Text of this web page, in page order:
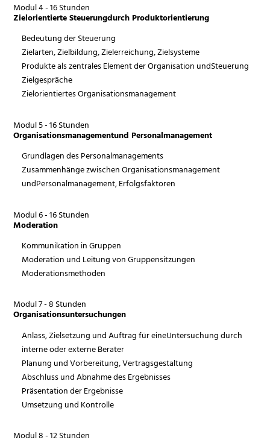
Modul 4 - 16 Stunden
Zielorientierte Steuerungdurch Produktorientierung
Bedeutung der Steuerung
Zielarten, Zielbildung, Zielerreichung, Zielsysteme
Produkte als zentrales Element der Organisation undSteuerung
Zielgespräche
Zielorientiertes Organisationsmanagement
Modul 5 - 16 Stunden
Organisationsmanagementund Personalmanagement
Grundlagen des Personalmanagements
Zusammenhänge zwischen Organisationsmanagement
undPersonalmanagement, Erfolgsfaktoren
Modul 6 - 16 Stunden
Moderation
Kommunikation in Gruppen
Moderation und Leitung von Gruppensitzungen
Moderationsmethoden
Modul 7 - 8 Stunden
Organisationsuntersuchungen
Anlass, Zielsetzung und Auftrag für eineUntersuchung durch
interne oder externe Berater
Planung und Vorbereitung, Vertragsgestaltung
Abschluss und Abnahme des Ergebnisses
Präsentation der Ergebnisse
Umsetzung und Kontrolle
Modul 8 - 12 Stunden